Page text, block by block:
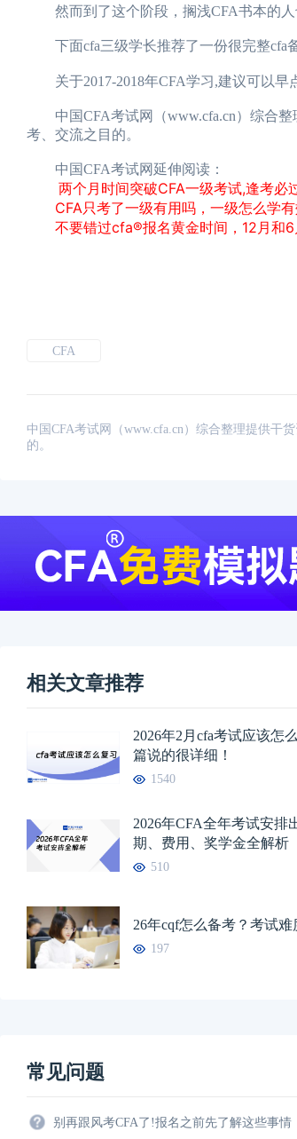
然而到了这个阶段，搁浅CFA书本的人
下面cfa三级学长推荐了一份很完整cfa备
关于2017-2018年CFA学习,建议可以早
中国CFA考试网（www.cfa.cn）综合整
考、交流之目的。
中国CFA考试网延伸阅读：
两个月时间突破CFA一级考试,逢考必
CFA只考了一级有用吗，一级怎么学
不要错过cfa®报名黄金时间，12月和
CFA
中国CFA考试网（www.cfa.cn）综合整理提供干
的。
相关文章推荐
2026年2月cfa考试应该怎
篇说的很详细！
1540
2026年CFA全年考试安排
期、费用、奖学金全解析
510
26年cqf怎么备考？考试难
197
常见问题
别再跟风考CFA了!报名之前先了解这些事情